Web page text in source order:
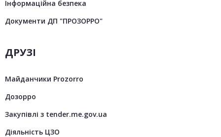
Інформаційна безпека
Документи ДП "ПРОЗОРРО"
ДРУЗІ
Майданчики Prozorro
Дозорро
Закупівлі з tender.me.gov.ua
Діяльність ЦЗО